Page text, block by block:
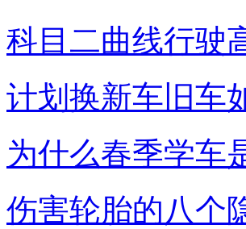
科目二曲线行驶
计划换新车旧车
为什么春季学车
伤害轮胎的八个